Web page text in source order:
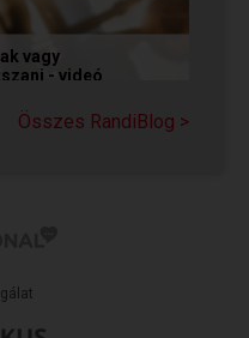
vagy
- videó
Jégkirálynőként
Összes RandiBlog >